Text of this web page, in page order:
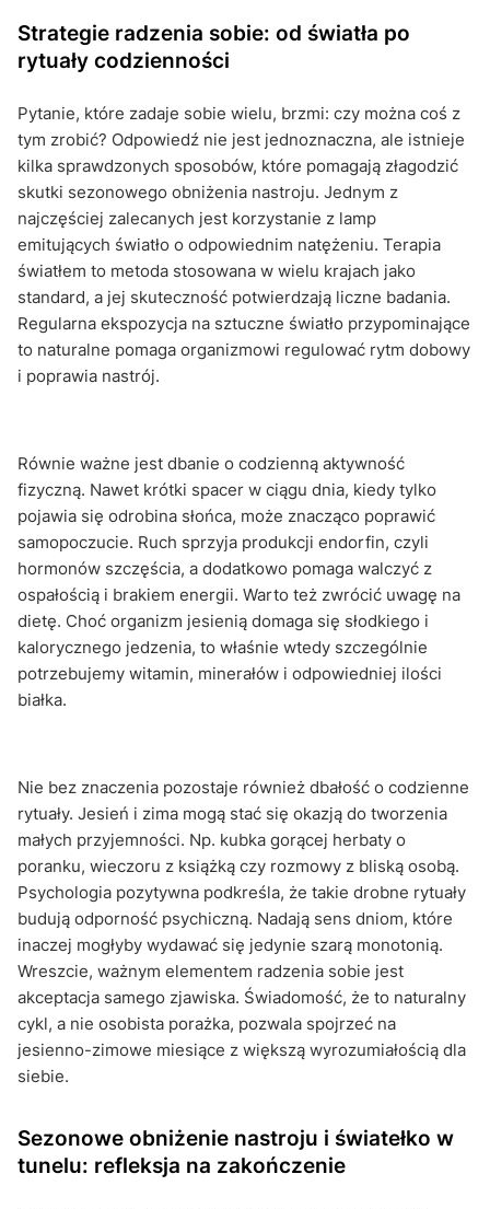
Strategie radzenia sobie: od światła po
rytuały codzienności
Pytanie, które zadaje sobie wielu, brzmi: czy można coś z
tym zrobić? Odpowiedź nie jest jednoznaczna, ale istnieje
kilka sprawdzonych sposobów, które pomagają złagodzić
skutki sezonowego obniżenia nastroju. Jednym z
najczęściej zalecanych jest korzystanie z lamp
emitujących światło o odpowiednim natężeniu. Terapia
światłem to metoda stosowana w wielu krajach jako
standard, a jej skuteczność potwierdzają liczne badania.
Regularna ekspozycja na sztuczne światło przypominające
to naturalne pomaga organizmowi regulować rytm dobowy
i poprawia nastrój.
Równie ważne jest dbanie o codzienną aktywność
fizyczną. Nawet krótki spacer w ciągu dnia, kiedy tylko
pojawia się odrobina słońca, może znacząco poprawić
samopoczucie. Ruch sprzyja produkcji endorfin, czyli
hormonów szczęścia, a dodatkowo pomaga walczyć z
ospałością i brakiem energii. Warto też zwrócić uwagę na
dietę. Choć organizm jesienią domaga się słodkiego i
kalorycznego jedzenia, to właśnie wtedy szczególnie
potrzebujemy witamin, minerałów i odpowiedniej ilości
białka.
Nie bez znaczenia pozostaje również dbałość o codzienne
rytuały. Jesień i zima mogą stać się okazją do tworzenia
małych przyjemności. Np. kubka gorącej herbaty o
poranku, wieczoru z książką czy rozmowy z bliską osobą.
Psychologia pozytywna podkreśla, że takie drobne rytuały
budują odporność psychiczną. Nadają sens dniom, które
inaczej mogłyby wydawać się jedynie szarą monotonią.
Wreszcie, ważnym elementem radzenia sobie jest
akceptacja samego zjawiska. Świadomość, że to naturalny
cykl, a nie osobista porażka, pozwala spojrzeć na
jesienno-zimowe miesiące z większą wyrozumiałością dla
siebie.
Sezonowe obniżenie nastroju i światełko w
tunelu: refleksja na zakończenie